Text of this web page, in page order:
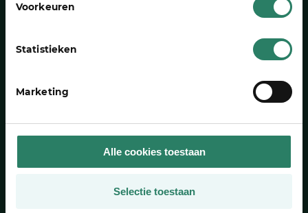
Voorkeuren
Statistieken
Marketing
Alle cookies toestaan
Selectie toestaan
We denken graag met je mee: ma. tot
Zo min mogelijk gedoe voor ­zzp’ers,
daar gaan we voor.